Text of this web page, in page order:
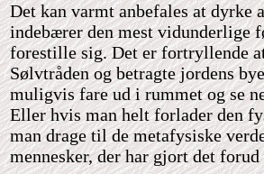
Det kan varmt anbefales at dyrke
indebærer den mest vidunderlige
forestille sig. Det er fortryllende
Sølvtråden og betragte jordens
muligvis fare ud i rummet og se
Eller hvis man helt forlader den
man drage til de metafysiske
mennesker, der har gjort det